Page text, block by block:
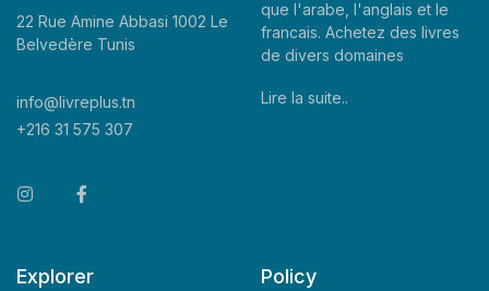
22 Rue Amine Abbasi 1002 Le
Belvedère Tunis
info@livreplus.tn
+216 31 575 307
que l'arabe, l'anglais et le
francais. Achetez des livres
de divers domaines
Lire la suite..
Explorer Policy